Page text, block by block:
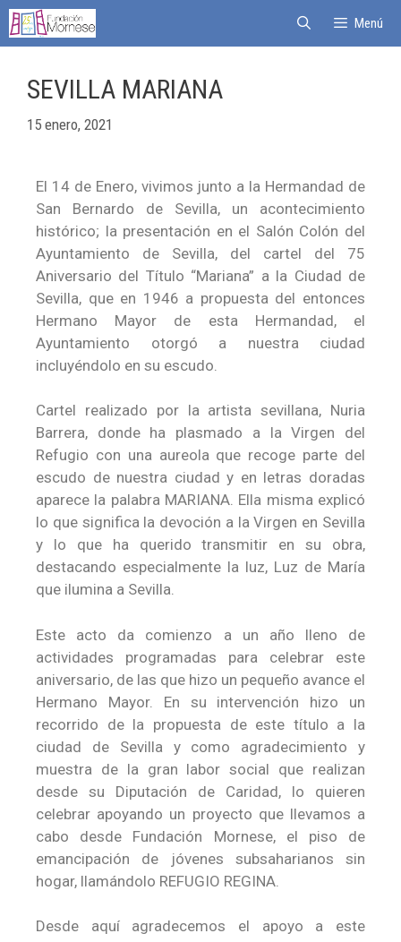
Menú
SEVILLA MARIANA
15 enero, 2021
El 14 de Enero, vivimos junto a la Hermandad de
San Bernardo de Sevilla, un acontecimiento
histórico; la presentación en el Salón Colón del
Ayuntamiento de Sevilla, del cartel del 75
Aniversario del Título “Mariana” a la Ciudad de
Sevilla, que en 1946 a propuesta del entonces
Hermano Mayor de esta Hermandad, el
Ayuntamiento otorgó a nuestra ciudad
incluyéndolo en su escudo.
Cartel realizado por la artista sevillana, Nuria
Barrera, donde ha plasmado a la Virgen del
Refugio con una aureola que recoge parte del
escudo de nuestra ciudad y en letras doradas
aparece la palabra MARIANA. Ella misma explicó
lo que significa la devoción a la Virgen en Sevilla
y lo que ha querido transmitir en su obra,
destacando especialmente la luz, Luz de María
que ilumina a Sevilla.
Este acto da comienzo a un año lleno de
actividades programadas para celebrar este
aniversario, de las que hizo un pequeño avance el
Hermano Mayor. En su intervención hizo un
recorrido de la propuesta de este título a la
ciudad de Sevilla y como agradecimiento y
muestra de la gran labor social que realizan
desde su Diputación de Caridad, lo quieren
celebrar apoyando un proyecto que llevamos a
cabo desde Fundación Mornese, el piso de
emancipación de jóvenes subsaharianos sin
hogar, llamándolo REFUGIO REGINA.
Desde aquí agradecemos el apoyo a este